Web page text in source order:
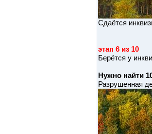
Сдаётся
этап 6 из 10
Берётся у
Нужно найти
Разрушенная